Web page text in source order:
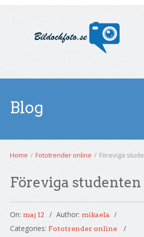
Blog
Home / Fototrender online / Föreviga
Föreviga studenten
On: maj 12 Author: mikaela
Categories: Fototrender online